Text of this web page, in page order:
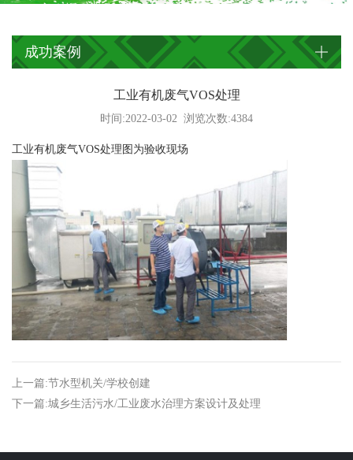
环境工程治理
成功案例
工业有机废气VOS处理
时间:2022-03-02 浏览次数:4384
工业有机废气VOS处理图为验收现场
上一篇:节水型机关/学校创建
下一篇:城乡生活污水/工业废水治理方案设计及处理